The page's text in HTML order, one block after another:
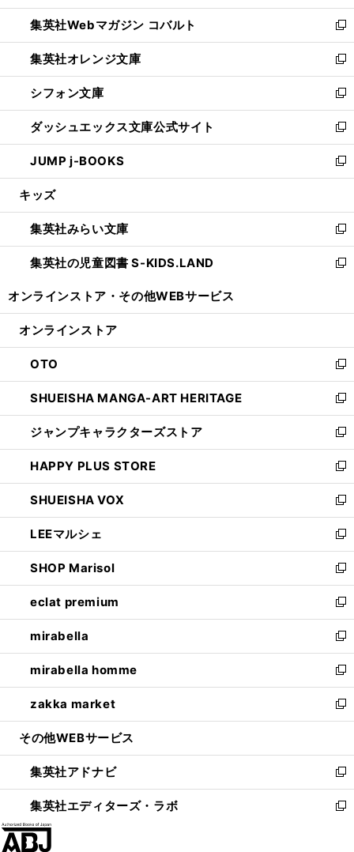
開
く
ウ
で
開
く
ン
ド
ウ
で
開
く
ウ
ィ
ン
ド
ウ
で
開
く
集英社Webマガジン コバルト
新
し
い
ウ
ィ
ン
ド
ウ
で
開
集英社オレンジ文庫
新
し
い
ウ
ィ
ン
ド
ウ
開
く
シフォン文庫
新
し
い
ウ
ィ
ン
ウ
で
開
く
ダッシュエックス文庫公式サイト
新
し
い
ウ
ン
ド
ウ
で
JUMP j-BOOKS
新
し
ウ
ィ
ン
ド
開
キッズ
集英社みらい文庫
新
し
い
ン
ウ
で
開
く
集英社の児童図書 S-KIDS.LAND
新
ウ
ン
ド
ウ
で
開
く
オンラインストア・ その他WEBサービス
オンラインストア
OTO
新
し
い
ウ
ィ
ン
ド
ウ
で
開
く
SHUEISHA MANGA-ART HERITAGE
新
し
い
ウ
ィ
ン
ド
ウ
で
開
く
ジャンプキャラクターズストア
新
し
い
ウ
ィ
ン
ド
ウ
で
開
く
HAPPY PLUS STORE
新
し
い
ウ
ィ
ン
ド
ウ
で
開
く
SHUEISHA VOX
新
し
い
ウ
ィ
ン
ド
ウ
で
開
く
LEEマルシェ
新
し
い
ウ
ィ
ン
ド
ウ
で
開
く
SHOP Marisol
新
し
い
ウ
ィ
ン
ド
ウ
で
開
eclat premium
新
し
い
ウ
ィ
ン
ド
ウ
開
く
mirabella
新
し
い
ウ
ィ
ン
ウ
で
開
く
mirabella homme
新
し
い
ウ
ン
ド
ウ
で
zakka market
新
し
ウ
ィ
ン
ド
その他WEBサービス
集英社アドナビ
新
し
い
集英社エディターズ・ラボ
新